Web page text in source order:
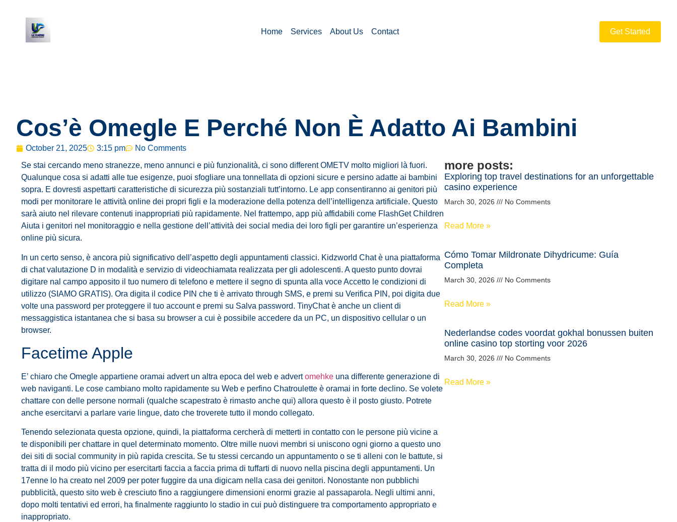
Home Services About Us Contact Get Started
Cos’è Omegle E Perché Non È Adatto Ai Bambini
October 21, 2025 3:15 pm
No Comments
Se stai cercando meno stranezze, meno annunci e più funzionalità, ci sono different OMETV molto migliori là fuori.
Qualunque cosa si adatti alle tue esigenze, puoi sfogliare una tonnellata di opzioni sicure e persino adatte ai bambini
sopra. E dovresti aspettarti caratteristiche di sicurezza più sostanziali tutt’intorno. Le app consentiranno ai genitori più
modi per monitorare le attività online dei propri figli e la moderazione della potenza dell’intelligenza artificiale. Questo
sarà aiuto nel rilevare contenuti inappropriati più rapidamente. Nel frattempo, app più affidabili come FlashGet Children
Aiuta i genitori nel monitoraggio e nella gestione dell’attività dei social media dei loro figli per garantire un’esperienza
online più sicura.
In un certo senso, è ancora più significativo dell’aspetto degli appuntamenti classici. Kidzworld Chat è una piattaforma
di chat valutazione D in modalità e servizio di videochiamata realizzata per gli adolescenti. A questo punto dovrai
digitare nal campo apposito il tuo numero di telefono e mettere il segno di spunta alla voce Accetto le condizioni di
utilizzo (SIAMO GRATIS). Ora digita il codice PIN che ti è arrivato through SMS, e premi su Verifica PIN, poi digita due
volte una password per proteggere il tuo account e premi su Salva password. TinyChat è anche un client di
messaggistica istantanea che si basa su browser a cui è possibile accedere da un PC, un dispositivo cellular o un
browser.
Facetime Apple
E’ chiaro che Omegle appartiene oramai advert un altra epoca del web e advertomehke una differente generazione di
web naviganti. Le cose cambiano molto rapidamente su Web e perfino Chatroulette è oramai in forte declino. Se volete
chattare con delle persone normali (qualche scapestrato è rimasto anche qui) allora questo è il posto giusto. Potrete
anche esercitarvi a parlare varie lingue, dato che troverete tutto il mondo collegato.
Tenendo selezionata questa opzione, quindi, la piattaforma cercherà di metterti in contatto con le persone più vicine a
te disponibili per chattare in quel determinato momento. Oltre mille nuovi membri si uniscono ogni giorno a questo uno
dei siti di social community in più rapida crescita. Se tu stessi cercando un appuntamento o se ti alleni con le battute, si
tratta di il modo più vicino per esercitarti faccia a faccia prima di tuffarti di nuovo nella piscina degli appuntamenti. Un
17enne lo ha creato nel 2009 per poter fuggire da una digicam nella casa dei genitori. Nonostante non pubblichi
pubblicità, questo sito web è cresciuto fino a raggiungere dimensioni enormi grazie al passaparola. Negli ultimi anni,
dopo molti tentativi ed errori, ha finalmente raggiunto lo stadio in cui può distinguere tra comportamento appropriato e
inappropriato.
more posts:
Exploring top travel destinations for an unforgettable
casino experience
March 30, 2026 No Comments
Read More »
Cómo Tomar Mildronate Dihydricume: Guía
Completa
March 30, 2026 No Comments
Read More »
Nederlandse codes voordat gokhal bonussen buiten
online casino top storting voor 2026
March 30, 2026 No Comments
Read More »